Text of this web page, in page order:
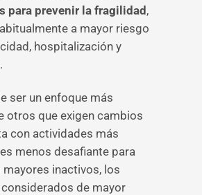
para prevenir la fragilidad ,
a mayor riesgo
hospitalización y
ser un enfoque más
otros que exigen cambios
con actividades más
menos desafiante para
mayores inactivos, los
de mayor